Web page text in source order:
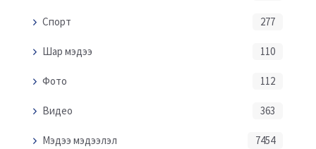
Спорт 277
Шар мэдээ 110
Фото 112
Видео 363
Мэдээ мэдээлэл 7454